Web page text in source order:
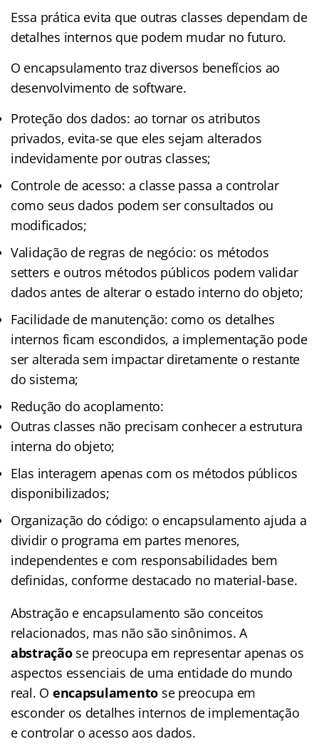
Essa prática evita que outras classes dependam de
detalhes internos que podem mudar no futuro.
O encapsulamento traz diversos benefícios ao
desenvolvimento de software.
Proteção dos dados: ao tornar os atributos
privados, evita-se que eles sejam alterados
indevidamente por outras classes;
Controle de acesso: a classe passa a controlar
como seus dados podem ser consultados ou
modificados;
Validação de regras de negócio: os métodos
setters e outros métodos públicos podem validar
dados antes de alterar o estado interno do objeto;
Facilidade de manutenção: como os detalhes
internos ficam escondidos, a implementação pode
ser alterada sem impactar diretamente o restante
do sistema;
Redução do acoplamento:
Outras classes não precisam conhecer a estrutura
interna do objeto;
Elas interagem apenas com os métodos públicos
disponibilizados;
Organização do código: o encapsulamento ajuda a
dividir o programa em partes menores,
independentes e com responsabilidades bem
definidas, conforme destacado no material-base.
Abstração e encapsulamento são conceitos
relacionados, mas não são sinônimos. A
abstraçãose preocupa em representar apenas os
aspectos essenciais de uma entidade do mundo
real. O encapsulamento se preocupa em
esconder os detalhes internos de implementação
e controlar o acesso aos dados.